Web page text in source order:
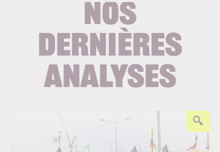
Nos
dernières
analyses